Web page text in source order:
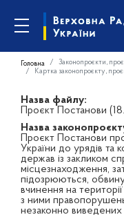
Головна Законопроєкти,
Картка законопроєкту,
Назва файлу:
Проєкт Постанови
Назва
Проєкт Постанови
України до урядів та
держав із закликом
місцезнаходження,
підозрюються,
вчинення на
з ними
незаконно виведених